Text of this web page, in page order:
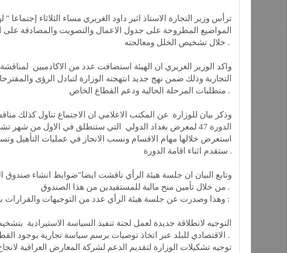
ترأس وزير التجارة الاستاذ اثير داود الغريري مساء الثلاثاء
المواضيع المطروحة على جدول الاعمال والتصويت والمصادقة على
خلال تشخيص الخلل ومعالجته .
واكد الوزير الغريري ان الهيئة استضافت عدد من الاكادميين
التجارية وذلك ضمن نهج جديد انتهجته الوزارة لتبادل الرؤى
متطلبات المرحلة الحالية ودعم القطاع الخاص .
وذكر بيان للوزارة عن المكتب الاعلامي ان الاجتماع تناول كذلك
الدورة 47 لمعرض بغداد الدولي التي ستنطلق في الاول من شهر
استعرض خلالها مهام الاقسام ونسب الانجاز في عمليات التأهيل
ستقدم اثناء اقامة الدورة .
وتابع البيان ان جلسة هيئة الرأي ناقشت ايضا"ضوابط انشاء صندوق
من خلال تأمين منح مالية للمستفيدين من هذا الصندوق .
وهذا وصدرت عن جلسة هيئة الرأي عدد من التوجيهات والقرارات بشان المواضيع التي تمت مناقشتها :
الاقتصادي للبلد عبر اتخاذ توصيات برسم سياسة تجارية بوجود القطاع الخاص .